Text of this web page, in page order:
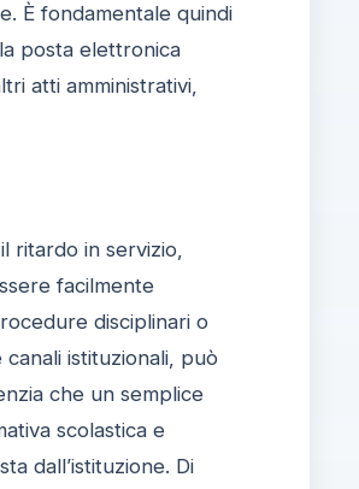
È fondamentale quindi
posta elettronica
atti amministrativi,
ritardo in servizio,
facilmente
disciplinari o
istituzionali, può
che un semplice
scolastica e
dall’istituzione. Di